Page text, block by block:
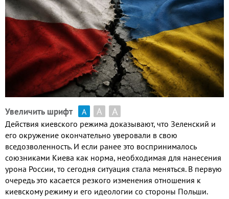
Увеличить шрифт А А А
Действия киевского режима доказывают, что Зеленский и
его окружение окончательно уверовали в свою
вседозволенность. И если ранее это воспринималось
союзниками Киева как норма, необходимая для нанесения
урона России, то сегодня ситуация стала меняться. В первую
очередь это касается резкого изменения отношения к
киевскому режиму и его идеологии со стороны Польши.